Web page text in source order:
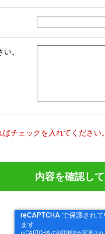
。
ばチェックを入れてください。